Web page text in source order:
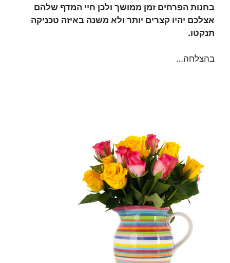
בחנות הפרחים זמן ממושך ולכן חיי המדף שלהם
אצלכם יהיו קצרים יותר ולא משנה באיזה טכניקה
תנקטו.
בהצלחה…